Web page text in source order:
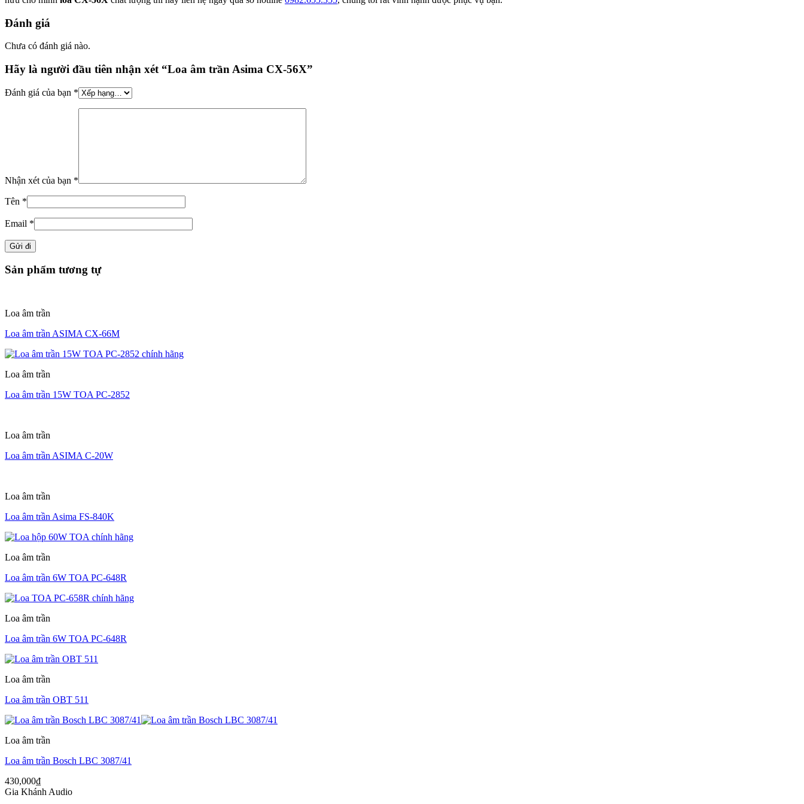
Đánh giá
Chưa có đánh giá nào.
Hãy là người đầu tiên nhận xét “Loa âm trần Asima CX-56X”
Đánh giá của bạn *
Nhận xét của bạn *
Tên *
Email *
Sản phẩm tương tự
Loa âm trần
Loa âm trần ASIMA CX-66M
Loa âm trần
Loa âm trần 15W TOA PC-2852
Loa âm trần
Loa âm trần ASIMA C-20W
Loa âm trần
Loa âm trần Asima FS-840K
Loa âm trần
Loa âm trần 6W TOA PC-648R
Loa âm trần
Loa âm trần 6W TOA PC-648R
Loa âm trần
Loa âm trần OBT 511
Loa âm trần
Loa âm trần Bosch LBC 3087/41
430,000₫
Gia Khánh Audio